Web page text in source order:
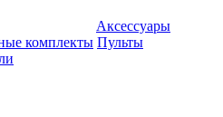
Аксессуары
комплекты Пульты